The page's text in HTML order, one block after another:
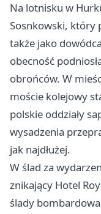
Na lotnisku w
Sosnkowski, który
także jako
obecność
obrońców. W
moście kolejowy
polskie oddziały
wysadzenia
jak najdłużej.
W ślad za
znikający Hotel
ślady